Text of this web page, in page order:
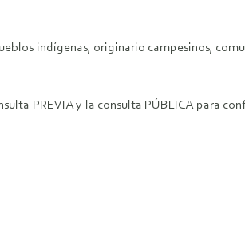
indígenas, originario campesinos,
PREVIA y la consulta PÚBLICA para